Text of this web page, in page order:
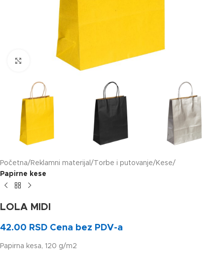
Klikni za uvećanje slike
Početna Reklamni materijal Torbe i putovanje
Kese
Papirne kese
LOLA MIDI
42.00 RSD Cena bez PDV-a
Papirna kesa, 120 g/m2